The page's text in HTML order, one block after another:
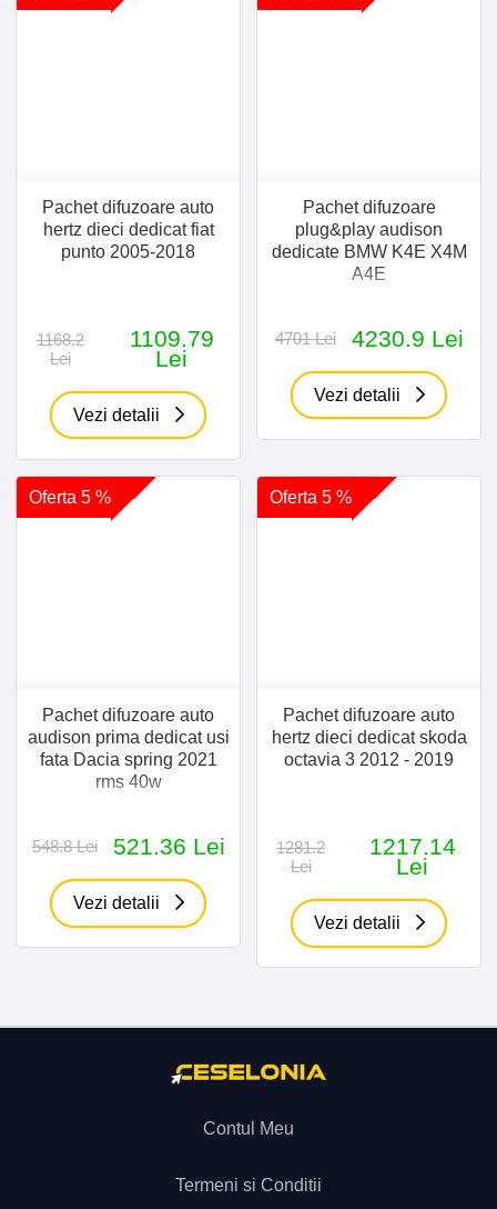
Pachet difuzoare auto
hertz dieci dedicat fiat
punto 2005-2018
1168.2
Lei
1109.79
Lei
Vezi detalii
Pachet difuzoare
plug&play audison
dedicate BMW K4E X4M
A4E
4701 Lei 4230.9 Lei
Vezi detalii
Oferta 5 %
Pachet difuzoare auto
audison prima dedicat usi
fata Dacia spring 2021
rms 40w
548.8 Lei 521.36 Lei
Vezi detalii
Oferta 5 %
Pachet difuzoare auto
hertz dieci dedicat skoda
octavia 3 2012 - 2019
1281.2
Lei
1217.14
Lei
Vezi detalii
Contul Meu
Termeni si Conditii